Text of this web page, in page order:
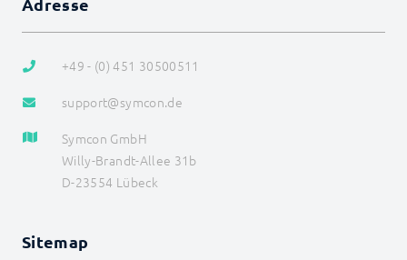
+49 - (0) 451 30500511
support@symcon.de
Symcon GmbH
Willy-Brandt-Allee 31b
D-23554 Lübeck
Sitemap